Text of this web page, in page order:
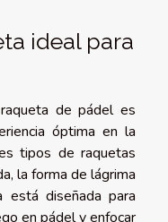
ideal para
de pádel es
óptima en la
tipos de raquetas
la forma de lágrima
está diseñada para
en pádel y enfocar